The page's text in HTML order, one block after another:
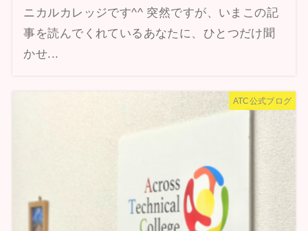
ニカルカレッジです^^ 突然ですが、いまこの記
事を読んでくれているあなたに、ひとつだけ聞
かせ...
ATC公式ブログ